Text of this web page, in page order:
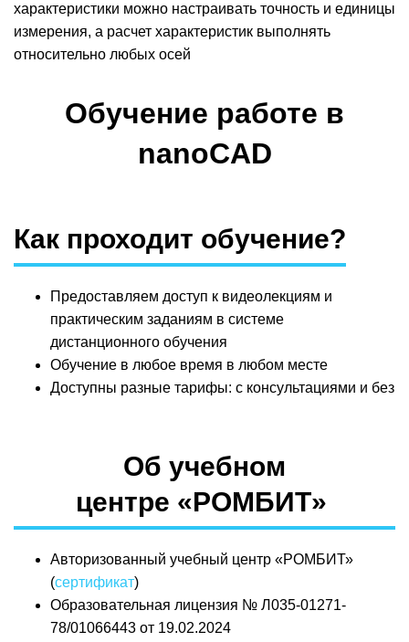
характеристики можно настраивать точность и единицы
измерения, а расчет характеристик выполнять
относительно любых осей
Обучение работе в
nanoCAD
Как проходит обучение?
Предоставляем доступ к видеолекциям и
практическим заданиям в системе
дистанционного обучения
Обучение в любое время в любом месте
Доступны разные тарифы: с консультациями и без
Об учебном
центре «РОМБИТ»
Авторизованный учебный центр «РОМБИТ»
(сертификат)
Образовательная лицензия № Л035-01271-
78/01066443 от 19.02.2024